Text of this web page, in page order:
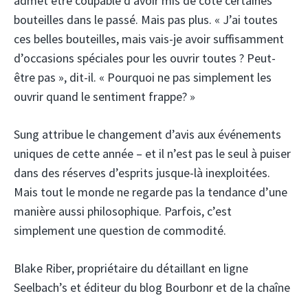
bouteilles dans le passé. Mais pas plus. « J’ai toutes
ces belles bouteilles, mais vais-je avoir suffisamment
d’occasions spéciales pour les ouvrir toutes ? Peut-
être pas », dit-il. « Pourquoi ne pas simplement les
ouvrir quand le sentiment frappe? »
Sung attribue le changement d’avis aux événements
uniques de cette année – et il n’est pas le seul à puiser
dans des réserves d’esprits jusque-là inexploitées.
Mais tout le monde ne regarde pas la tendance d’une
manière aussi philosophique. Parfois, c’est
simplement une question de commodité.
Blake Riber, propriétaire du détaillant en ligne
Seelbach’s et éditeur du blog Bourbonr et de la chaîne